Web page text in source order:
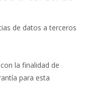
de datos a terceros
la finalidad de
para esta